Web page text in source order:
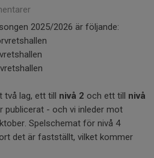
2025/2026 är följande:
två lag, ett till nivå 2 och ett till nivå
publicerat - och vi inleder mot
Spelschemat för nivå 4
det är fastställt, vilket kommer